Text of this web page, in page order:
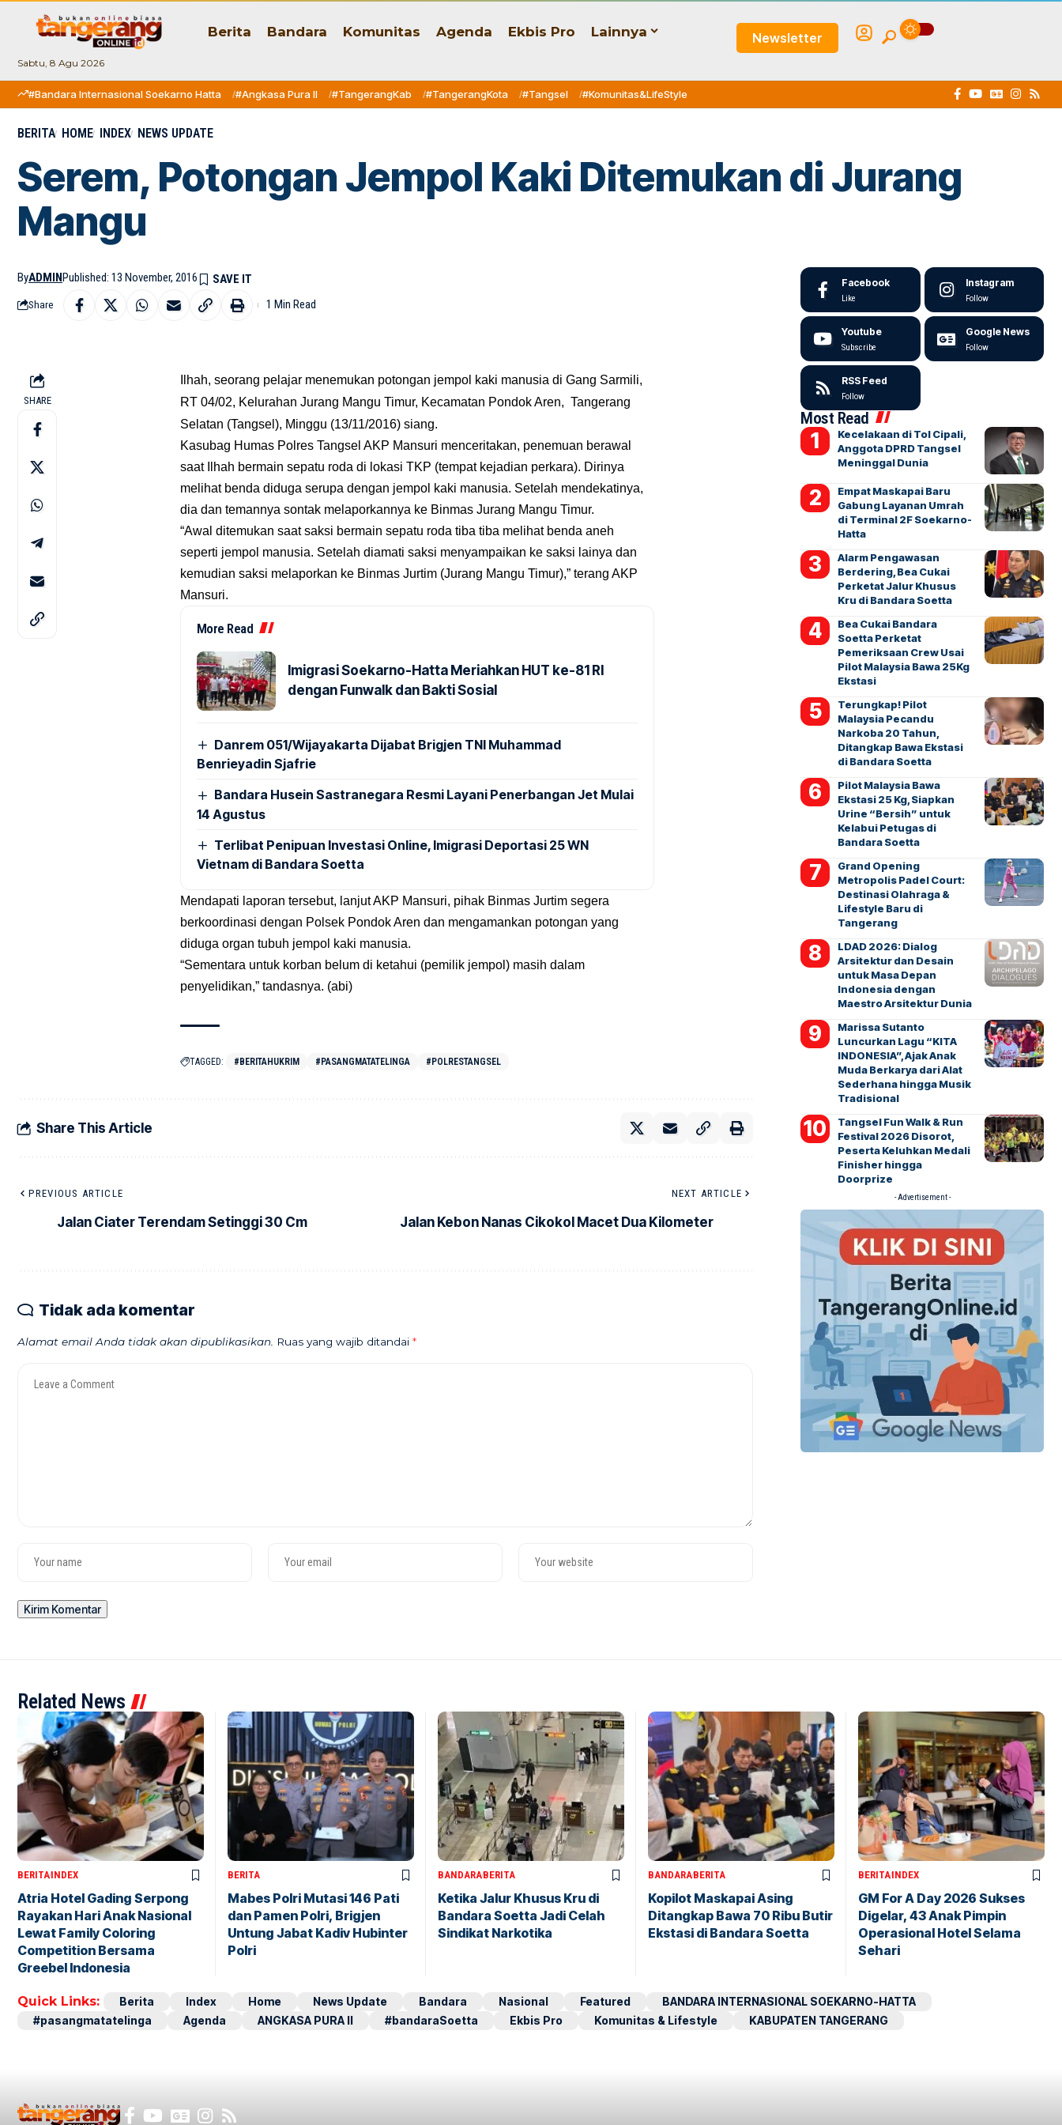
Sabtu, 8 Agu 2026
Berita Bandara Komunitas Agenda Ekbis Pro Lainnya Newsletter
#Bandara Internasional Soekarno Hatta #Angkasa Pura II #TangerangKab #TangerangKota #Tangsel #Komunitas&LifeStyle
BERITA HOME INDEX NEWS UPDATE
Serem, Potongan Jempol Kaki Ditemukan di Jurang
Mangu
ByADMINPublished: 13 November, 2016
Share 1 Min Read
SHARE
Ilhah, seorang pelajar menemukan potongan jempol kaki manusia di Gang Sarmili,
RT 04/02, Kelurahan Jurang Mangu Timur, Kecamatan Pondok Aren, Tangerang
Selatan (Tangsel), Minggu (13/11/2016) siang.
Kasubag Humas Polres Tangsel AKP Mansuri menceritakan, penemuan berawal
saat Ilhah bermain sepatu roda di lokasi TKP (tempat kejadian perkara). Dirinya
melihat benda diduga serupa dengan jempol kaki manusia. Setelah mendekatinya,
dia dan temannya sontak melaporkannya ke Binmas Jurang Mangu Timur.
“Awal ditemukan saat saksi bermain sepatu roda tiba tiba melihat benda aneh
seperti jempol manusia. Setelah diamati saksi menyampaikan ke saksi lainya dan
kemudian saksi melaporkan ke Binmas Jurtim (Jurang Mangu Timur),” terang AKP
Mansuri.
More Read
Imigrasi Soekarno-Hatta Meriahkan HUT ke-81 RI
dengan Funwalk dan Bakti Sosial
Danrem 051/Wijayakarta Dijabat Brigjen TNI Muhammad
Benrieyadin Sjafrie
Bandara Husein Sastranegara Resmi Layani Penerbangan Jet Mulai
14 Agustus
Terlibat Penipuan Investasi Online, Imigrasi Deportasi 25 WN
Vietnam di Bandara Soetta
Mendapati laporan tersebut, lanjut AKP Mansuri, pihak Binmas Jurtim segera
berkoordinasi dengan Polsek Pondok Aren dan mengamankan potongan yang
diduga organ tubuh jempol kaki manusia.
“Sementara untuk korban belum di ketahui (pemilik jempol) masih dalam
penyelidikan,” tandasnya. (abi)
TAGGED: #BERITAHUKRIM #PASANGMATATELINGA #POLRESTANGSEL
Share This Article
PREVIOUS ARTICLE
Jalan Ciater Terendam Setinggi 30 Cm
NEXT ARTICLE
Jalan Kebon Nanas Cikokol Macet Dua Kilometer
Tidak ada komentar
Alamat email Anda tidak akan dipublikasikan. Ruas yang wajib ditandai *
Facebook
Like
Instagram
Follow
Youtube
Subscribe
Google News
Follow
RSS Feed
Follow
Most Read
Kecelakaan di Tol Cipali,
Anggota DPRD Tangsel
Meninggal Dunia
Empat Maskapai Baru
Gabung Layanan Umrah
di Terminal 2F Soekarno-
Hatta
Alarm Pengawasan
Berdering, Bea Cukai
Perketat Jalur Khusus
Kru di Bandara Soetta
Bea Cukai Bandara
Soetta Perketat
Pemeriksaan Crew Usai
Pilot Malaysia Bawa 25Kg
Ekstasi
Terungkap! Pilot
Malaysia Pecandu
Narkoba 20 Tahun,
Ditangkap Bawa Ekstasi
di Bandara Soetta
Pilot Malaysia Bawa
Ekstasi 25 Kg, Siapkan
Urine “Bersih” untuk
Kelabui Petugas di
Bandara Soetta
Grand Opening
Metropolis Padel Court:
Destinasi Olahraga &
Lifestyle Baru di
Tangerang
LDAD 2026: Dialog
Arsitektur dan Desain
untuk Masa Depan
Indonesia dengan
Maestro Arsitektur Dunia
Marissa Sutanto
Luncurkan Lagu “KITA
INDONESIA”, Ajak Anak
Muda Berkarya dari Alat
Sederhana hingga Musik
Tradisional
Tangsel Fun Walk & Run
Festival 2026 Disorot,
Peserta Keluhkan Medali
Finisher hingga
Doorprize
- Advertisement -
Related News
BERITAINDEX
Atria Hotel Gading Serpong
Rayakan Hari Anak Nasional
Lewat Family Coloring
Competition Bersama
Greebel Indonesia
BERITA
Mabes Polri Mutasi 146 Pati
dan Pamen Polri, Brigjen
Untung Jabat Kadiv Hubinter
Polri
BANDARABERITA
Ketika Jalur Khusus Kru di
Bandara Soetta Jadi Celah
Sindikat Narkotika
BANDARABERITA
Kopilot Maskapai Asing
Ditangkap Bawa 70 Ribu Butir
Ekstasi di Bandara Soetta
BERITAINDEX
GM For A Day 2026 Sukses
Digelar, 43 Anak Pimpin
Operasional Hotel Selama
Sehari
Quick Links: Berita Index Home News Update Bandara Nasional Featured
BANDARA INTERNASIONAL SOEKARNO-HATTA
#pasangmatatelinga
Agenda ANGKASA PURA II #bandaraSoetta Ekbis Pro Komunitas & Lifestyle KABUPATEN TANGERANG